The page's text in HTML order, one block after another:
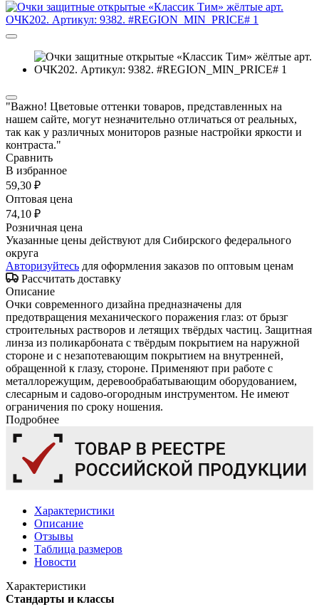
"Важно! Цветовые оттенки товаров, представленных на
нашем сайте, могут незначительно отличаться от реальных,
так как у различных мониторов разные настройки яркости и
контраста."
Сравнить
В избранное
59,30 ₽
Оптовая цена
74,10 ₽
Розничная цена
Указанные цены действуют для Сибирского федерального
округа
Авторизуйтесь для оформления заказов по оптовым ценам
Рассчитать доставку
Описание
Очки современного дизайна предназначены для
предотвращения механического поражения глаз: от брызг
строительных растворов и летящих твёрдых частиц. Защитная
линза из поликарбоната с твёрдым покрытием на наружной
стороне и с незапотевающим покрытием на внутренней,
обращенной к глазу, стороне. Применяют при работе с
металлорежущим, деревообрабатывающим оборудованием,
слесарным и садово-огородным инструментом. Не имеют
ограничения по сроку ношения.
Подробнее
Характеристики
Описание
Отзывы
Таблица размеров
Новости
Характеристики
Стандарты и классы